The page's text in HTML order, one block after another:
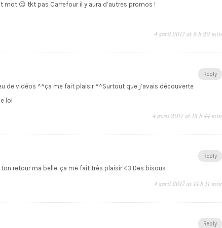
mot 😉 tkt pas Carrefour il y aura d’autres promos !
4 avril 2017 at 9 h 20 min
Reply
de vidéos ^^ça me fait plaisir ^^Surtout que j’avais découverte
lol
4 avril 2017 at 13 h 44 min
Reply
retour ma belle, ça me fait très plaisir <3 Des bisous
4 avril 2017 at 14 h 11 min
Reply